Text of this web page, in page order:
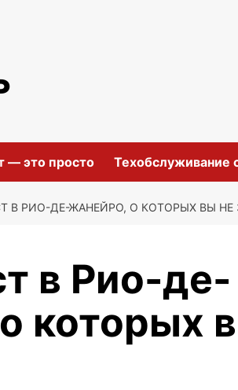
— это просто Техобслуживание
В РИО-ДЕ-ЖАНЕЙРО, О КОТОРЫХ ВЫ НЕ
в Рио-де-
которых